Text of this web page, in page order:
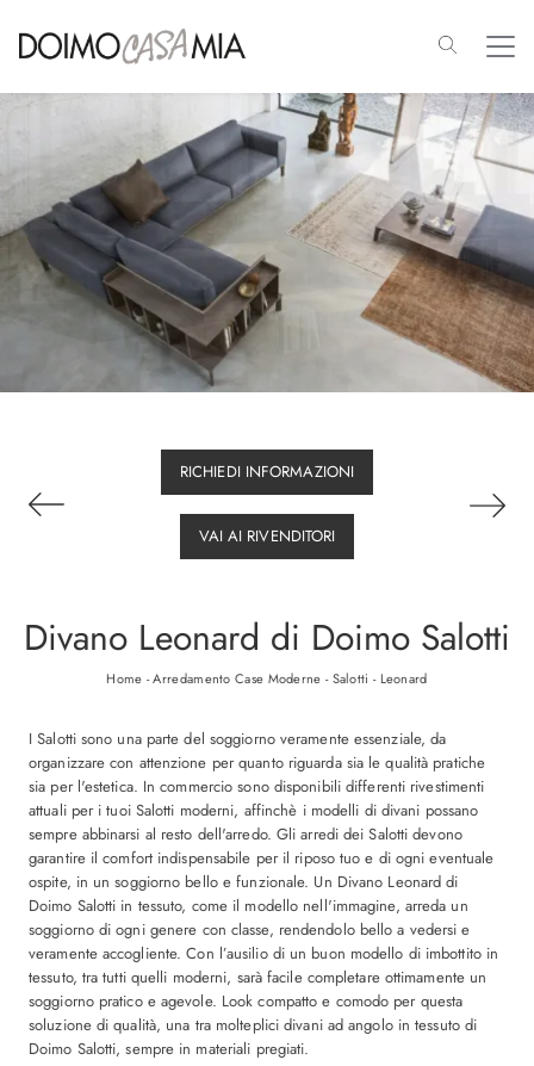
I Salotti sono una parte del soggiorno veramente essenziale, da
organizzare con attenzione per quanto riguarda sia le qualità pratiche
sia per l'estetica. In commercio sono disponibili differenti rivestimenti
attuali per i tuoi Salotti moderni, affinchè i modelli di divani possano
sempre abbinarsi al resto dell'arredo. Gli arredi dei Salotti devono
garantire il comfort indispensabile per il riposo tuo e di ogni eventuale
ospite, in un soggiorno bello e funzionale. Un Divano Leonard di
Doimo Salotti in tessuto, come il modello nell'immagine, arreda un
soggiorno di ogni genere con classe, rendendolo bello a vedersi e
veramente accogliente. Con l’ausilio di un buon modello di imbottito in
tessuto, tra tutti quelli moderni, sarà facile completare ottimamente un
soggiorno pratico e agevole. Look compatto e comodo per questa
soluzione di qualità, una tra molteplici divani ad angolo in tessuto di
Doimo Salotti, sempre in materiali pregiati.
RICHIEDI INFORMAZIONI
VAI AI RIVENDITORI
Divano Leonard di Doimo Salotti
Home -Arredamento Case Moderne -Salotti - Leonard